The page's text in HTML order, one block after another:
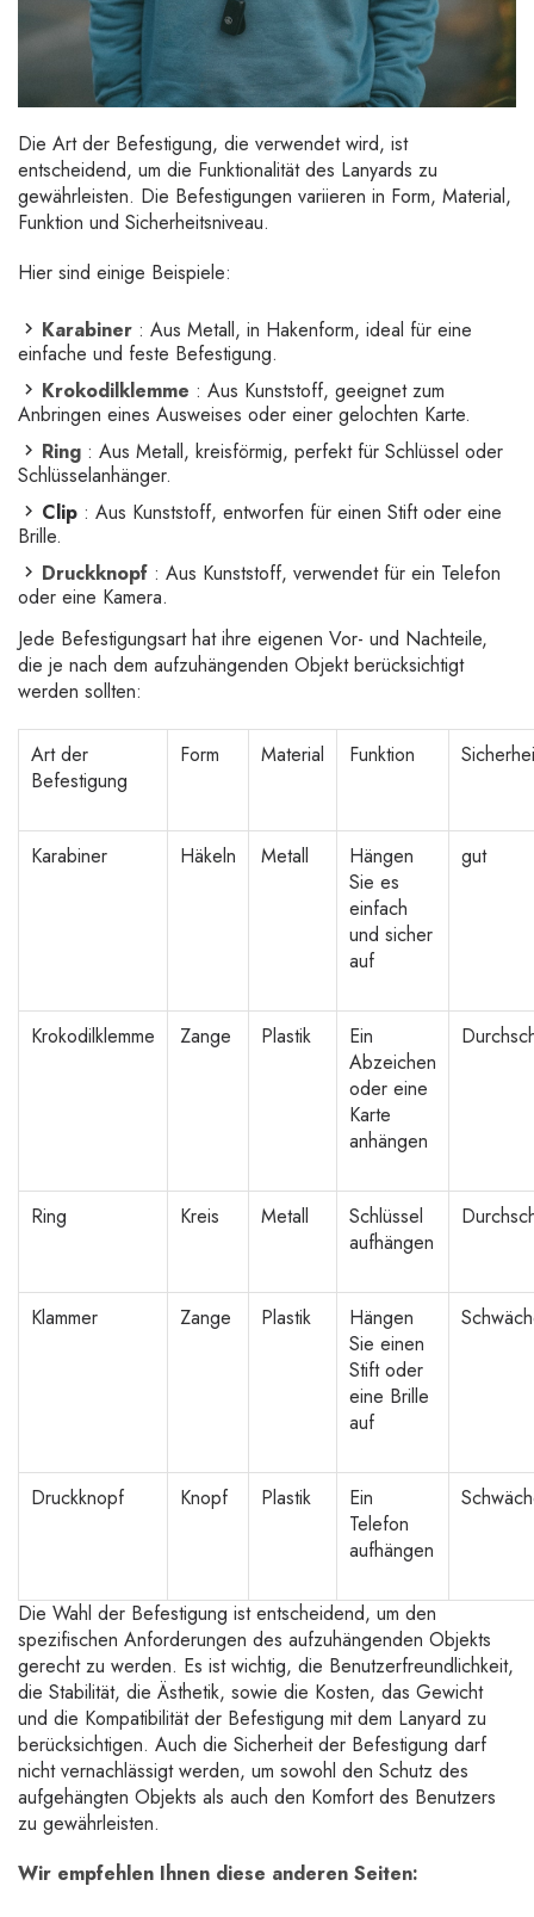
Die Art der Befestigung, die verwendet wird, ist
entscheidend, um die Funktionalität des Lanyards zu
gewährleisten. Die Befestigungen variieren in Form, Material,
Funktion und Sicherheitsniveau.
Hier sind einige Beispiele:
Karabiner : Aus Metall, in Hakenform, ideal für eine
einfache und feste Befestigung.
Krokodilklemme : Aus Kunststoff, geeignet zum
Anbringen eines Ausweises oder einer gelochten Karte.
Ring : Aus Metall, kreisförmig, perfekt für Schlüssel oder
Schlüsselanhänger.
Clip : Aus Kunststoff, entworfen für einen Stift oder eine
Brille.
Druckknopf : Aus Kunststoff, verwendet für ein Telefon
oder eine Kamera.
Jede Befestigungsart hat ihre eigenen Vor- und Nachteile,
die je nach dem aufzuhängenden Objekt berücksichtigt
werden sollten:
Art der
Befestigung
Form Material Funktion
Karabiner Häkeln Metall
Hängen
Sie es
einfach
und sicher
auf
gut
Krokodilklemme Zange Plastik
Ein
Abzeichen
oder eine
Karte
anhängen
Ring Kreis Metall
Schlüssel
aufhängen
Klammer Zange Plastik
Hängen
Sie einen
Stift oder
eine Brille
auf
Druckknopf Knopf Plastik
Ein
Telefon
aufhängen
Die Wahl der Befestigung ist entscheidend, um den
spezifischen Anforderungen des aufzuhängenden Objekts
gerecht zu werden. Es ist wichtig, die Benutzerfreundlichkeit,
die Stabilität, die Ästhetik, sowie die Kosten, das Gewicht
und die Kompatibilität der Befestigung mit dem Lanyard zu
berücksichtigen. Auch die Sicherheit der Befestigung darf
nicht vernachlässigt werden, um sowohl den Schutz des
aufgehängten Objekts als auch den Komfort des Benutzers
zu gewährleisten.
Wir empfehlen Ihnen diese anderen Seiten: